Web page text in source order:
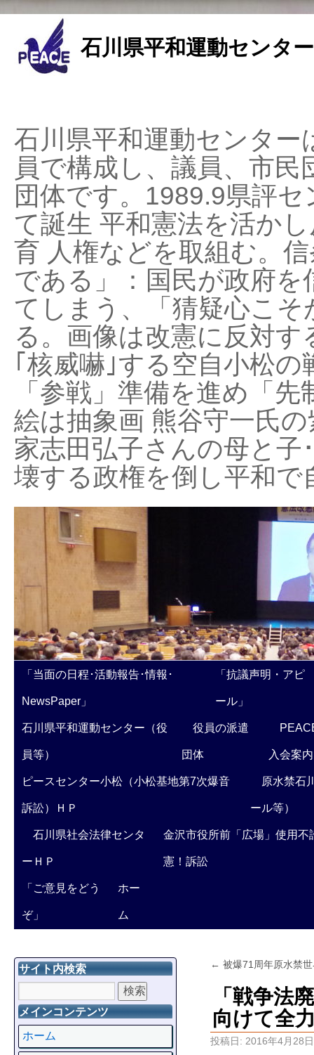
石川県平和運動センタ
石川県平和運動センタ
員で構成し、議員、市
団体です。1989.9県評
て誕生 平和憲法を活か
育 人権などを取組む。
である」：国民が政府
てしまう、「猜疑心こ
る。画像は改憲に反対
｢核威嚇｣する空自小松
「参戦」準備を進め「
絵は抽象画 熊谷守一氏
家志田弘子さんの母と子
壊する政権を倒し平和
「当面の日程･活動報告･情報･
NewsPaper」
「抗議声明・アピ
ール」
石川県平和運動センター（役
員等）
役員の派遣
団体 入会案内
ピースセンター小松（小松基地第7次爆音
訴訟）ＨＰ
原水禁石
ール等）
石川県社会法律センタ
ーＨＰ
金沢市役所前「広場」使用不
憲！訴訟
「ご意見をどう
ぞ」
ホー
ム
← 被爆71周年原水禁
「戦争法
向けて全
投稿日: 2016年4月28日
サイト内検索
メインコンテンツ
ホーム